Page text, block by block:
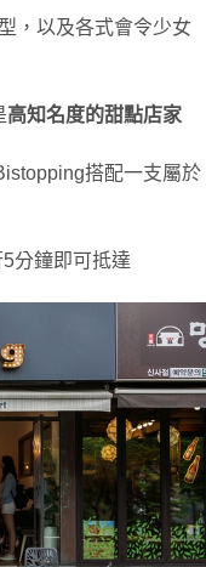
，以及各式會令少女
高知名度的甜點店家
搭配一支屬於
分鐘即可抵達